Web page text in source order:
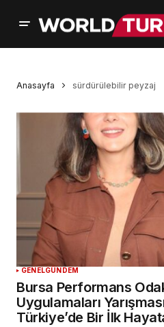
Anasayfa sürdürülebilir peyzaj
GENELGÜNDEM
Bursa Performans
Uygulamaları
Türkiye’de Bir İlk